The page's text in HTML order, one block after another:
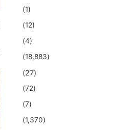
(1)
(12)
(4)
(18,883)
(27)
(72)
(7)
(1,370)